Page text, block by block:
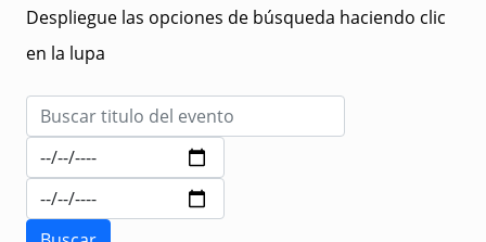
Despliegue las opciones de búsqueda haciendo clic
en la lupa